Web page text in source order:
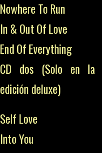
Nowhere To Run
In & Out Of Love
End Of Everything
CD dos (Solo en la
edición deluxe)
Self Love
Into You